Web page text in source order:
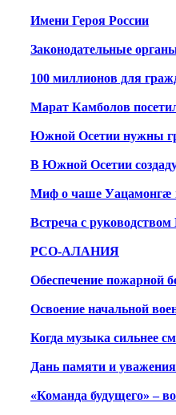
Имени Героя России
Законодательные
100 миллионов для
Марат Камболов
Южной Осетии нужны
В Южной Осетии
Миф о чаше
Встреча с
РСО-АЛАНИЯ
Обеспечение пожарной
Освоение начальной
Когда музыка сильнее
Дань памяти и уважения
«Команда будущего» –